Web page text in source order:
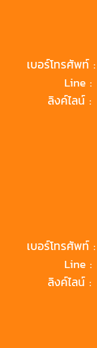
ช่องท
เบอร์โทรศัพท์ :
Line :
ลิงค์ไลน์ :
เบอร์โทรศัพท์ :
Line :
ลิงค์ไลน์ :